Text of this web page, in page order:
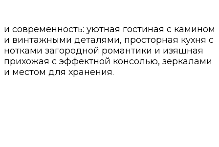
и современность: уютная гостиная с камином
и винтажными деталями, просторная кухня с
нотками загородной романтики и изящная
прихожая с эффектной консолью, зеркалами
и местом для хранения.